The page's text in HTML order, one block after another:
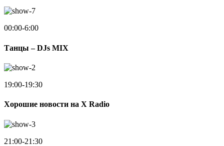
00:00-6:00
Танцы – DJs MIX
19:00-19:30
Хорошие новости на X Radio
21:00-21:30